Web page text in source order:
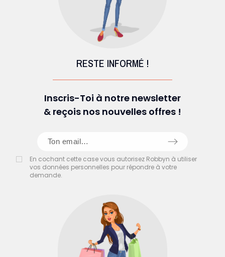
RESTE INFORMÉ !
Inscris-Toi à notre newsletter
& reçois nos nouvelles offres !
En cochant cette case vous autorisez Robbyn à utiliser
vos données personnelles pour répondre à votre
demande.